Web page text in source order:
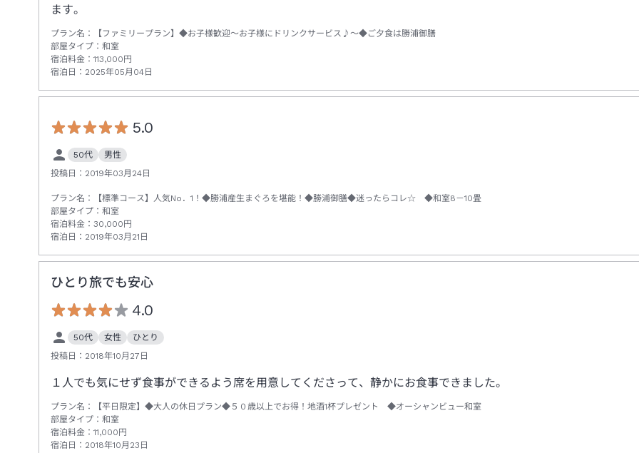
ます。
プラン名：
【ファミリープラン】◆お子様歓迎～お子様にドリンクサービス♪～◆ご夕食は勝浦御膳
部屋タイプ： 和室
宿泊料金： 113,000円
宿泊日： 2025年05月04日
5.0
50代
男性
投稿日： 2019年03月24日
プラン名：
【標準コース】人気No．1！◆勝浦産生まぐろを堪能！◆勝浦御膳◆迷ったらコレ☆ ◆和室8－10畳
部屋タイプ： 和室
宿泊料金： 30,000円
宿泊日： 2019年03月21日
ひとり旅でも安心
4.0
50代 女性
ひとり
投稿日： 2018年10月27日
１人でも気にせず食事ができるよう席を用意してくださって、静かにお食事できました。
プラン名：
【平日限定】◆大人の休日プラン◆５０歳以上でお得！地酒1杯プレゼント ◆オーシャンビュー和室
部屋タイプ： 和室
宿泊料金： 11,000円
宿泊日： 2018年10月23日